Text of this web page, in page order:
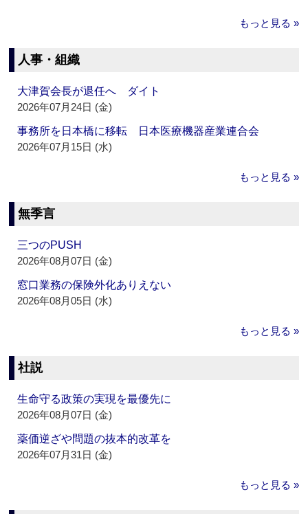
もっと見る »
人事・組織
大津賀会長が退任へ ダイト
2026年07月24日 (金)
事務所を日本橋に移転 日本医療機器産業連合会
2026年07月15日 (水)
もっと見る »
無季言
三つのPUSH
2026年08月07日 (金)
窓口業務の保険外化ありえない
2026年08月05日 (水)
もっと見る »
社説
生命守る政策の実現を最優先に
2026年08月07日 (金)
薬価逆ざや問題の抜本的改革を
2026年07月31日 (金)
もっと見る »